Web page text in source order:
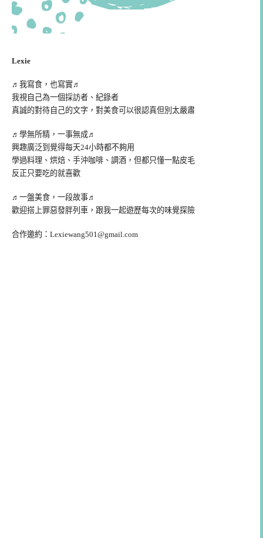
Lexie
♬我寫食，也寫實♬
我視自己為一個採訪者、紀錄者
真誠的對待自己的文字，對美食可以很認真但別太嚴肅
♬學無所精，一事無成♬
興趣廣泛到覺得每天24小時都不夠用
學過料理、烘焙、手沖咖啡、調酒，但都只懂一點皮毛
反正只要吃的就喜歡
♬一盤美食，一段故事♬
歡迎搭上罪惡發胖列車，跟我一起遊歷每次的味覺探險
合作邀約： Lexiewang501@gmail.com